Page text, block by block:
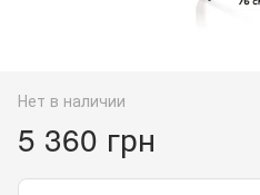
Нет в наличии
5 360 грн